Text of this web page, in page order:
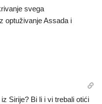
svega
optuživanje Assada i
Sirije? Bi li i vi trebali otići